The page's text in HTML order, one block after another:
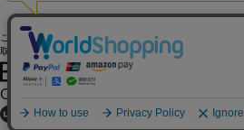
ご利用ガイド よくある質問 お問い合わせ
取引法に基づく表記
OFFICIAL SNS